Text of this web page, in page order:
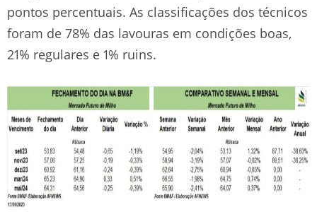
pontos percentuais. As classificações dos técnicos
foram de 78% das lavouras em condições boas,
21% regulares e 1% ruins.